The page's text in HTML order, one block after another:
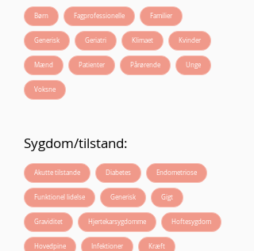
Børn Fagprofessionelle Familier
Generisk Geriatri Klimaet Kvinder
Mænd Patienter Pårørende Unge
Voksne
Sygdom/tilstand:
Akutte tilstande Diabetes Endometriose
Funktionel lidelse Generisk Gigt
Graviditet Hjertekarsygdomme Hoftesygdom
Hovedpine Infektioner Kræft